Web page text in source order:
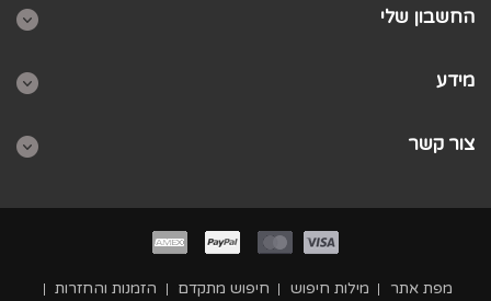
החשבון שלי
מידע
צור קשר
מפת אתר מילות חיפוש חיפוש מתקדם הזמנות והחזרות